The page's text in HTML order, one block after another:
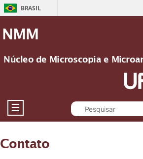
BRASIL
NMM
Núcleo de Microscopia e
☰
Contato